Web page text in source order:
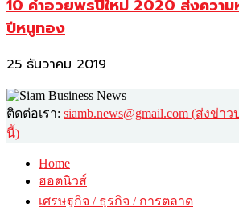
10 คำอวยพรปีใหม่ 2020 ส่งควา
ปีหนูทอง
25 ธันวาคม 2019
ติดต่อเรา: siamb.news@gmail.com (ส่งข่
นี้)
Home
ฮอตนิวส์
เศรษฐกิจ / ธุรกิจ / การตลาด